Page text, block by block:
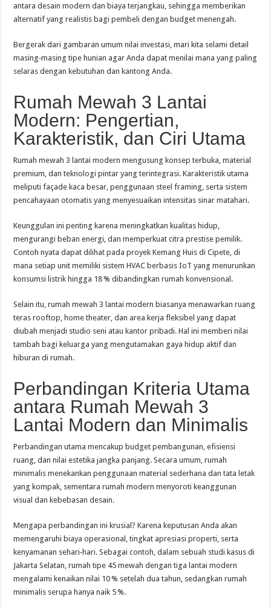
antara desain modern dan biaya terjangkau, sehingga memberikan
alternatif yang realistis bagi pembeli dengan budget menengah.
Bergerak dari gambaran umum nilai investasi, mari kita selami detail
masing‑masing tipe hunian agar Anda dapat menilai mana yang paling
selaras dengan kebutuhan dan kantong Anda.
Rumah Mewah 3 Lantai
Modern: Pengertian,
Karakteristik, dan Ciri Utama
Rumah mewah 3 lantai modern mengusung konsep terbuka, material
premium, dan teknologi pintar yang terintegrasi. Karakteristik utama
meliputi façade kaca besar, penggunaan steel framing, serta sistem
pencahayaan otomatis yang menyesuaikan intensitas sinar matahari.
Keunggulan ini penting karena meningkatkan kualitas hidup,
mengurangi beban energi, dan memperkuat citra prestise pemilik.
Contoh nyata dapat dilihat pada proyek Kemang Huis di Cipete, di
mana setiap unit memiliki sistem HVAC berbasis IoT yang menurunkan
konsumsi listrik hingga 18 % dibandingkan rumah konvensional.
Selain itu, rumah mewah 3 lantai modern biasanya menawarkan ruang
teras rooftop, home theater, dan area kerja fleksibel yang dapat
diubah menjadi studio seni atau kantor pribadi. Hal ini memberi nilai
tambah bagi keluarga yang mengutamakan gaya hidup aktif dan
hiburan di rumah.
Perbandingan Kriteria Utama
antara Rumah Mewah 3
Lantai Modern dan Minimalis
Perbandingan utama mencakup budget pembangunan, efisiensi
ruang, dan nilai estetika jangka panjang. Secara umum, rumah
minimalis menekankan penggunaan material sederhana dan tata letak
yang kompak, sementara rumah modern menyoroti keanggunan
visual dan kebebasan desain.
Mengapa perbandingan ini krusial? Karena keputusan Anda akan
memengaruhi biaya operasional, tingkat apresiasi properti, serta
kenyamanan sehari‑hari. Sebagai contoh, dalam sebuah studi kasus di
Jakarta Selatan, rumah tipe 45 mewah dengan tiga lantai modern
mengalami kenaikan nilai 10 % setelah dua tahun, sedangkan rumah
minimalis serupa hanya naik 5 %.